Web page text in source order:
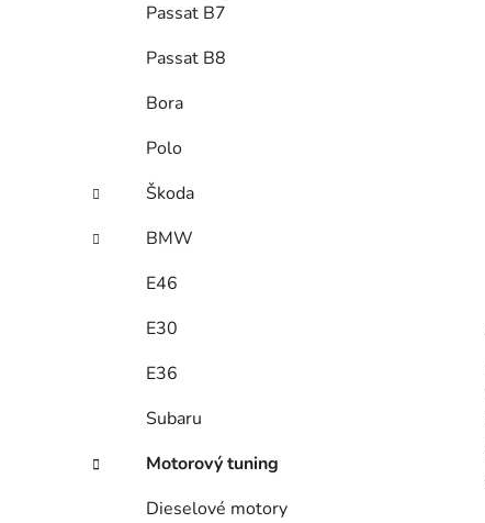
Passat B7
Passat B8
Bora
Polo
Škoda
BMW
E46
E30
E36
Subaru
Motorový tuning
Dieselové motory